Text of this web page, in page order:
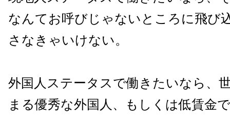
なんてお呼びじゃないところに飛び
さなきゃいけない。
外国人ステータスで働きたいなら、
まる優秀な外国人、もしくは低賃金